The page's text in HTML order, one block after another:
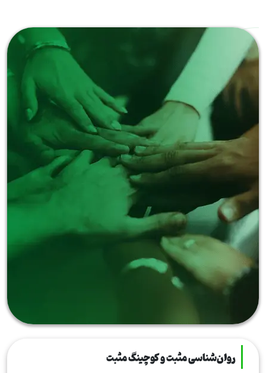
روان‌شناسی مثبت‌ و کوچینگ مثبت